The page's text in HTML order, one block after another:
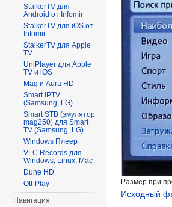
Размер при
Исходный
StalkerTV для
Android от Infomir
StalkerTV для iOS от
Infomir
StalkerTV для Apple
TV
UniPlayer для Apple
TV и iOS
Mag и Aura HD
Smart IPTV
(Samsung, LG)
Smart STB (эмулятор
mag250) для Smart
TV (Samsung, LG)
Windows Плеер
VLC Records для
Windows, Linux, Mac
Dune HD
Ott-Play
Навигация